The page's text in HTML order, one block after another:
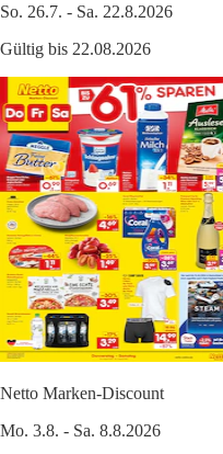
So. 26.7. - Sa. 22.8.2026
Gültig bis 22.08.2026
Netto Marken-Discount
Mo. 3.8. - Sa. 8.8.2026